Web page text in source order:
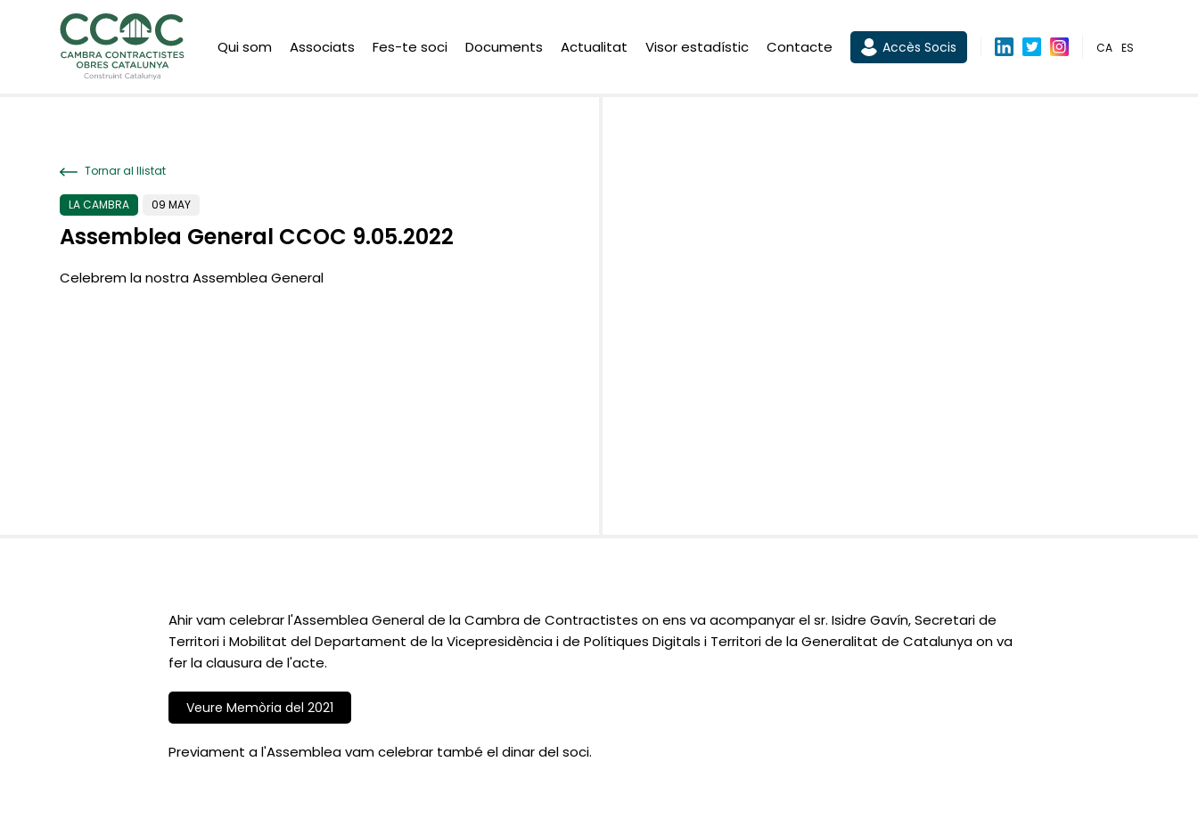
Qui som Associats Fes-te soci Documents Actualitat Visor estadístic Contacte Accès Socis CA ES
Tornar al llistat
LA CAMBRA 09 MAY
Assemblea General CCOC 9.05.2022
Celebrem la nostra Assemblea General
Ahir vam celebrar l'Assemblea General de la Cambra de Contractistes on ens va acompanyar el sr. Isidre Gavín, Secretari de
Territori i Mobilitat del Departament de la Vicepresidència i de Polítiques Digitals i Territori de la Generalitat de Catalunya on va
fer la clausura de l'acte.
Veure Memòria del 2021
Previament a l'Assemblea vam celebrar també el dinar del soci.